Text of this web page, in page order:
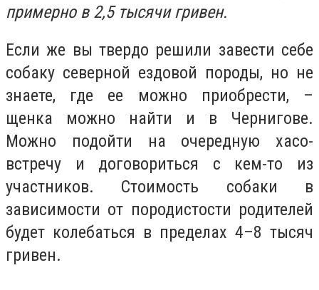
примерно в 2,5 тысячи гривен.
Если же вы твердо решили завести себе
собаку северной ездовой породы, но не
знаете, где ее можно приобрести, –
щенка можно найти и в Чернигове.
Можно подойти на очередную хасо-
встречу и договориться с кем-то из
участников. Стоимость собаки в
зависимости от породистости родителей
будет колебаться в пределах 4–8 тысяч
гривен.